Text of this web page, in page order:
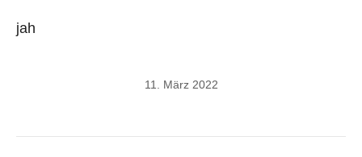
jah
11. März 2022